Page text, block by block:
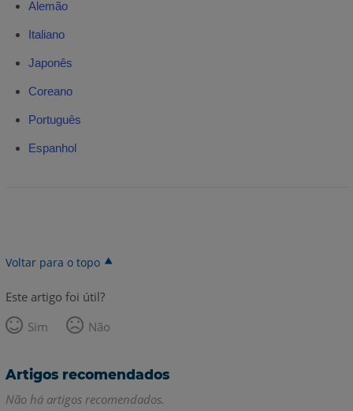
Alemão
Italiano
Japonês
Coreano
Português
Espanhol
Voltar para o topo
Este artigo foi útil?
Sim
Não
Artigos recomendados
Não há artigos recomendados.